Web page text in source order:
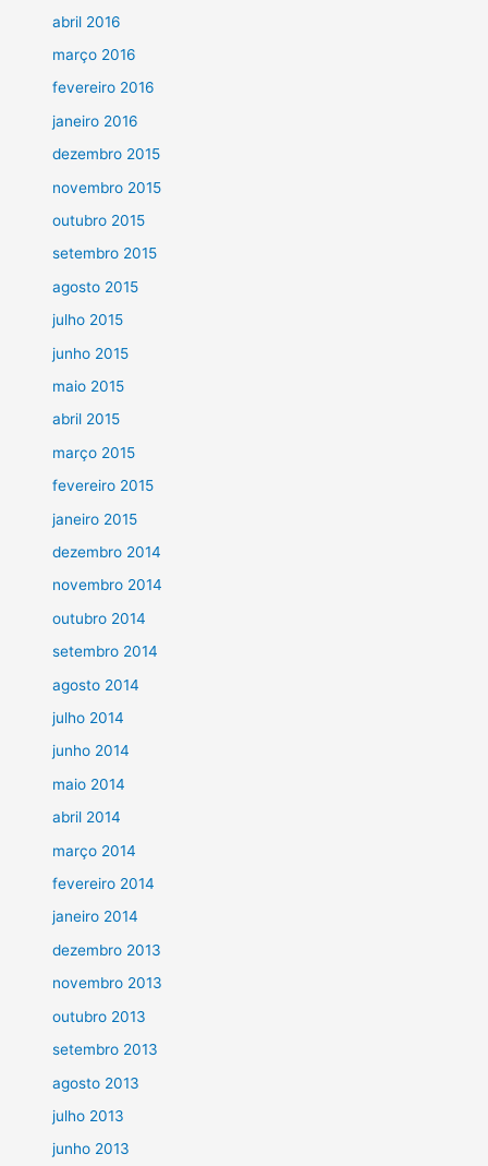
abril 2016
março 2016
fevereiro 2016
janeiro 2016
dezembro 2015
novembro 2015
outubro 2015
setembro 2015
agosto 2015
julho 2015
junho 2015
maio 2015
abril 2015
março 2015
fevereiro 2015
janeiro 2015
dezembro 2014
novembro 2014
outubro 2014
setembro 2014
agosto 2014
julho 2014
junho 2014
maio 2014
abril 2014
março 2014
fevereiro 2014
janeiro 2014
dezembro 2013
novembro 2013
outubro 2013
setembro 2013
agosto 2013
julho 2013
junho 2013